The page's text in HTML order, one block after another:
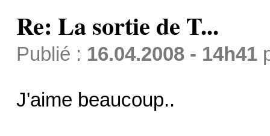
Re: La sortie de T...
Publié : 16.04.2008 - 14h41
J'aime beaucoup..